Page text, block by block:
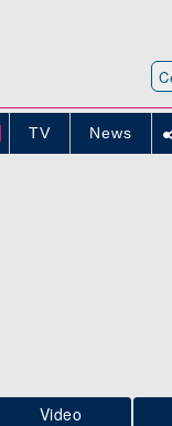
TV News
Video